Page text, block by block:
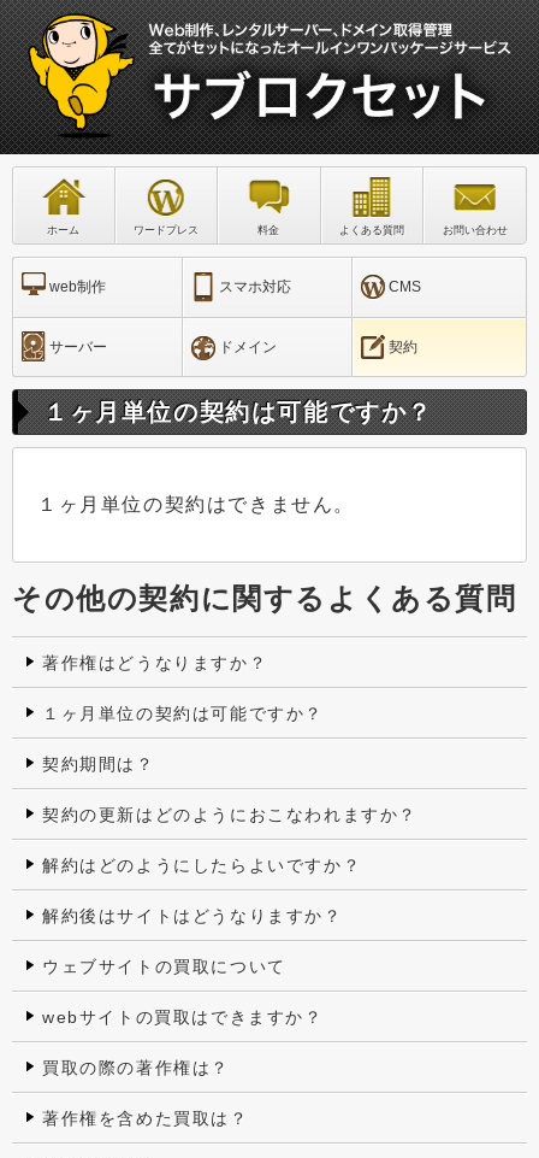
ホーム ワードプレス 料金 よくある質問 お問い合わせ
web制作 スマホ対応 CMS
サーバー ドメイン 契約
１ヶ月単位の契約は可能ですか？
１ヶ月単位の契約はできません。
その他の契約に関するよくある質問
著作権はどうなりますか？
１ヶ月単位の契約は可能ですか？
契約期間は？
契約の更新はどのようにおこなわれますか？
解約はどのようにしたらよいですか？
解約後はサイトはどうなりますか？
ウェブサイトの買取について
webサイトの買取はできますか？
買取の際の著作権は？
著作権を含めた買取は？